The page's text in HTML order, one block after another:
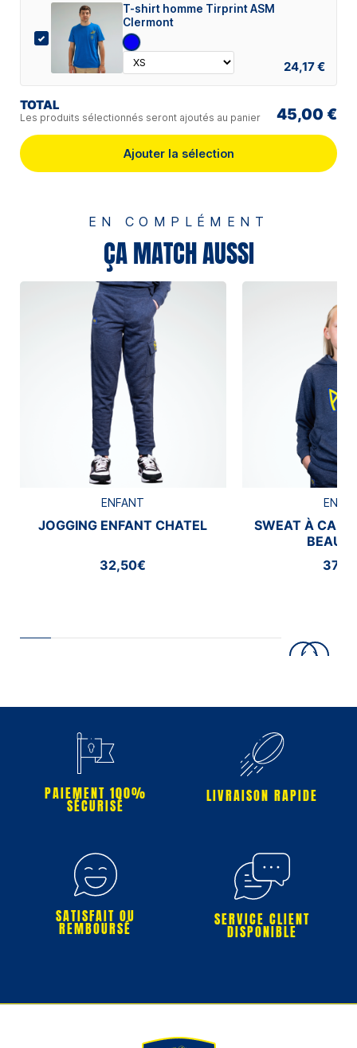
T-shirt homme Tirprint ASM
Clermont
24,17 €
TOTAL
Les produits sélectionnés seront ajoutés au panier 45,00 €
Ajouter la sélection
EN COMPLÉMENT
ÇA MATCH AUSSI
ENFANT
JOGGING ENFANT CHATEL
32,50€
SWEAT À
PAIEMENT 100%
SÉCURISÉ
LIVRAISON RAPIDE
SATISFAIT OU
REMBOURSÉ SERVICE CLIENT
DISPONIBLE